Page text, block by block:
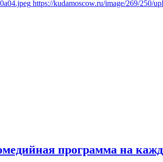
https://kudamoscow.ru/image/269/250/
программа на